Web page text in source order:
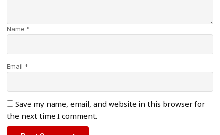
Name *
Email *
Save my name, email, and website in this browser for
the next time I comment.